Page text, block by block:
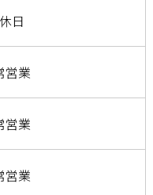
日
営業
営業
営業